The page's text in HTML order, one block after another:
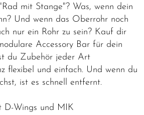
mit Stange"? Was, wenn dein
Und wenn das Oberrohr noch
nur ein Rohr zu sein? Kauf dir
Accessory Bar für dein
du Zubehör jeder Art
flexibel und einfach. Und wenn du
ist es schnell entfernt.
D-Wings und MIK